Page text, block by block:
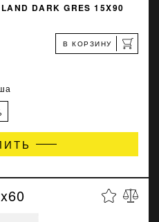
DARK GRES 15X90
В КОРЗИНУ